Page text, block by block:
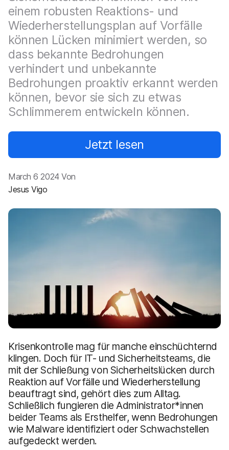
u
p
t
i
n
a
l
t
e
n
einem robusten Reaktions- und
Wiederherstellungsplan auf Vorfälle
können Lücken minimiert werden, so
dass bekannte Bedrohungen
verhindert und unbekannte
Bedrohungen proaktiv erkannt werden
können, bevor sie sich zu etwas
Schlimmerem entwickeln können.
Jetzt lesen
March 6 2024 Von
Jesus Vigo
Krisenkontrolle mag für manche einschüchternd
klingen. Doch für IT- und Sicherheitsteams, die
mit der Schließung von Sicherheitslücken durch
Reaktion auf Vorfälle und Wiederherstellung
beauftragt sind, gehört dies zum Alltag.
Schließlich fungieren die Administrator*innen
beider Teams als Ersthelfer, wenn Bedrohungen
wie Malware identifiziert oder Schwachstellen
aufgedeckt werden.